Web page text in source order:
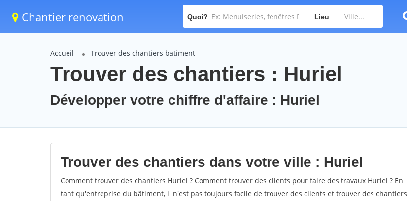
Chantier renovation Quoi? Lieu
Accueil Trouver des chantiers batiment
Trouver des chantiers : Huriel
Développer votre chiffre d'affaire : Huriel
Trouver des chantiers dans votre ville : Huriel
Comment trouver des chantiers Huriel ? Comment trouver des clients pour faire des travaux Huriel ? En
tant qu'entreprise du bâtiment, il n'est pas toujours facile de trouver des clients et trouver des chantiers